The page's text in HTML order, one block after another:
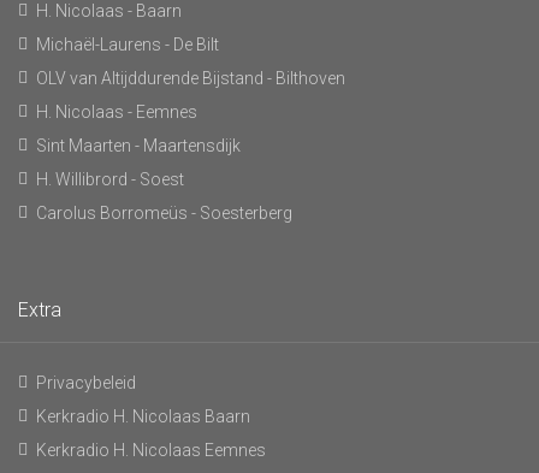
H. Nicolaas - Baarn
Michaël-Laurens - De Bilt
OLV van Altijddurende Bijstand - Bilthoven
H. Nicolaas - Eemnes
Sint Maarten - Maartensdijk
H. Willibrord - Soest
Carolus Borromeüs - Soesterberg
Extra
Privacybeleid
Kerkradio H. Nicolaas Baarn
Kerkradio H. Nicolaas Eemnes